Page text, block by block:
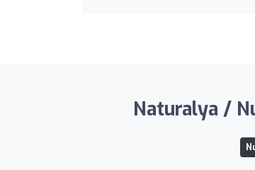
Naturalya /